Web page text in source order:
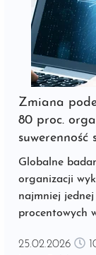
Zmiana
80 proc.
suwerenność
Globalne
organizacji
najmniej
procentowych
25.02.2026